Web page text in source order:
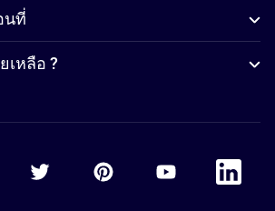
นที่
เหลือ ?
Accor TwitterAccor PinterestAccor Youtube
Accor